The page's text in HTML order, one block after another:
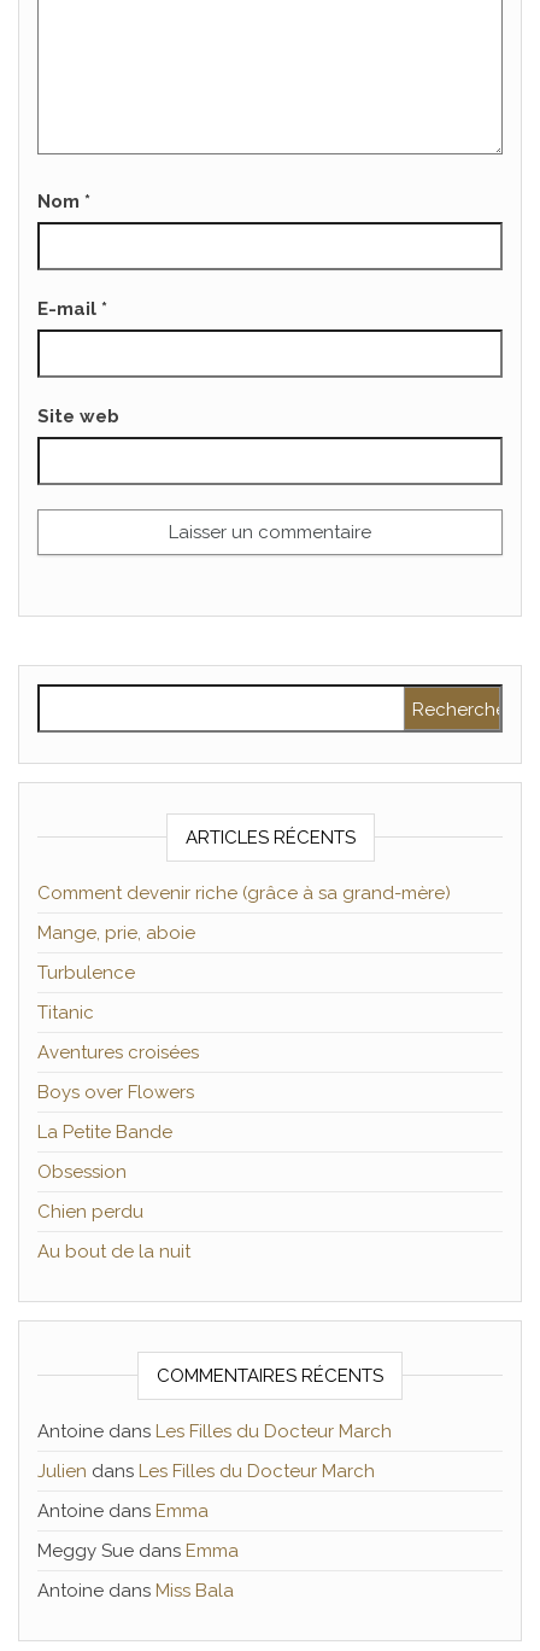
Nom *
E-mail *
Site web
ARTICLES RÉCENTS
Comment devenir riche (grâce à sa grand-mère)
Mange, prie, aboie
Turbulence
Titanic
Aventures croisées
Boys over Flowers
La Petite Bande
Obsession
Chien perdu
Au bout de la nuit
COMMENTAIRES RÉCENTS
Antoine dans Les Filles du Docteur March
Julien dans Les Filles du Docteur March
Antoine dans Emma
Meggy Sue dans Emma
Antoine dans Miss Bala